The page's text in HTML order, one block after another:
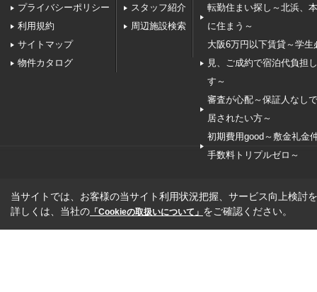
プライバシーポリシー
利用規約
サイトマップ
物件カタログ
スタッフ紹介
周辺施設検索
転勤住まい探し～北浜、
に住まう～
大阪6万円以下賃貸～学生
見、ご成約で宿泊代負担
す～
審査が心配～保証人なし
居されたい方～
初期費用good～敷金礼金
手数料トリプルゼロ～
当サイトでは、お客様の当サイト利用状況把握、サービス向上検討
詳しくは、当社の 「Cookieの取扱いについて」 をご確認ください。